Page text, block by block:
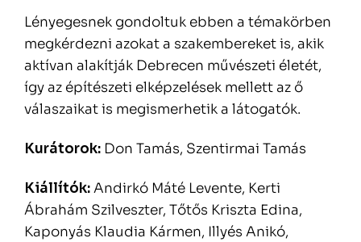
Lényegesnek gondoltuk ebben a témakörben
megkérdezni azokat a szakembereket is, akik
aktívan alakítják Debrecen művészeti életét,
így az építészeti elképzelések mellett az ő
válaszaikat is megismerhetik a látogatók.
Kurátorok: Don Tamás, Szentirmai Tamás
Kiállítók:Andirkó Máté Levente, Kerti
Ábrahám Szilveszter, Tőtős Kriszta Edina,
Kaponyás Klaudia Kármen, Illyés Anikó,